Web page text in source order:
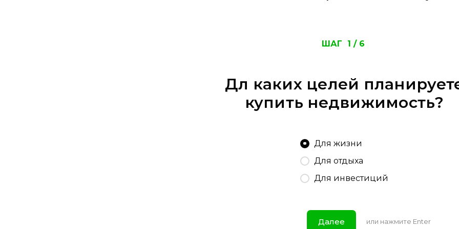
ШАГ 1 / 6
Дл каких целей
купить недвижимость?
Для жизни
Для отдыха
Для инвестиций
Далее или нажмите Enter